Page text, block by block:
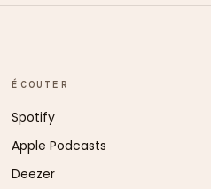
ÉCOUTER
Spotify
Apple Podcasts
Deezer